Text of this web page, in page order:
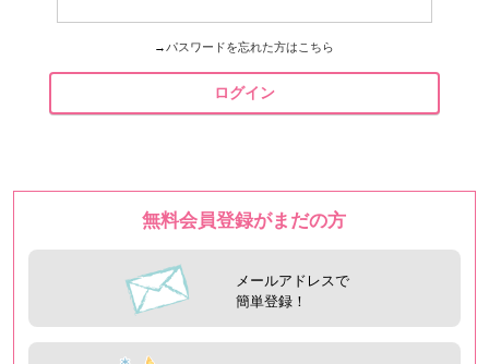
→ パスワードを忘れた方はこちら
ログイン
無料会員登録がまだの方
メールアドレスで
簡単登録！